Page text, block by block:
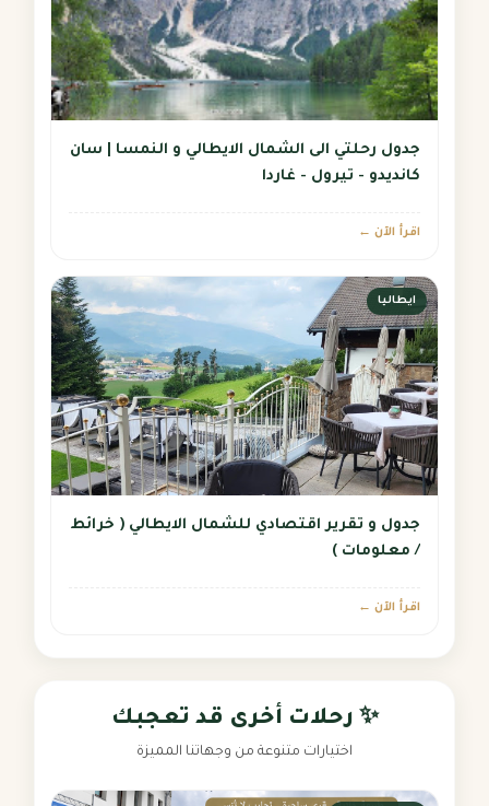
جدول رحلتي الى الشمال الايطالي و النمسا | سان
كانديدو - تيرول - غاردا
اقرأ الآن ←
ايطاليا
جدول و تقرير اقتصادي للشمال الايطالي ( خرائط
/ معلومات )
اقرأ الآن ←
✨ رحلات أخرى قد تعجبك
اختيارات متنوعة من وجهاتنا المميزة